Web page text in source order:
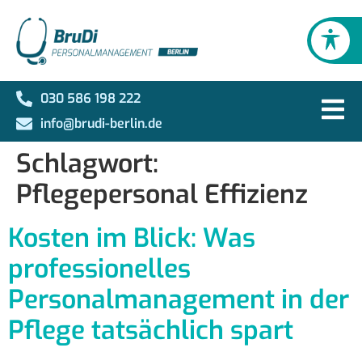
030 586 198 222
info@brudi-berlin.de
Schlagwort:
Pflegepersonal Effizienz
Kosten im Blick: Was
professionelles
Personalmanagement in der
Pflege tatsächlich spart